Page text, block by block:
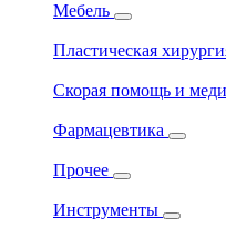
Мебель
Пластическая
Скорая помощь и
Фармацевтика
Прочее
Инструменты